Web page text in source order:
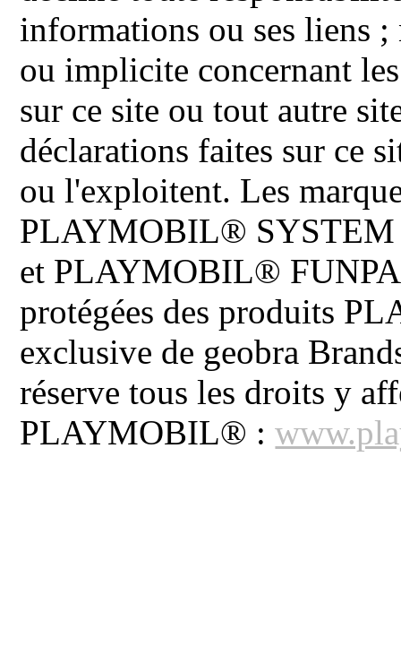
informations ou ses liens ;
ou implicite concernant
sur ce site ou tout autre
déclarations faites sur ce
ou l'exploitent. Les
PLAYMOBIL®
et PLAYMOBIL®
protégées des produits
exclusive de geobra
réserve tous les droits y
PLAYMOBIL® :